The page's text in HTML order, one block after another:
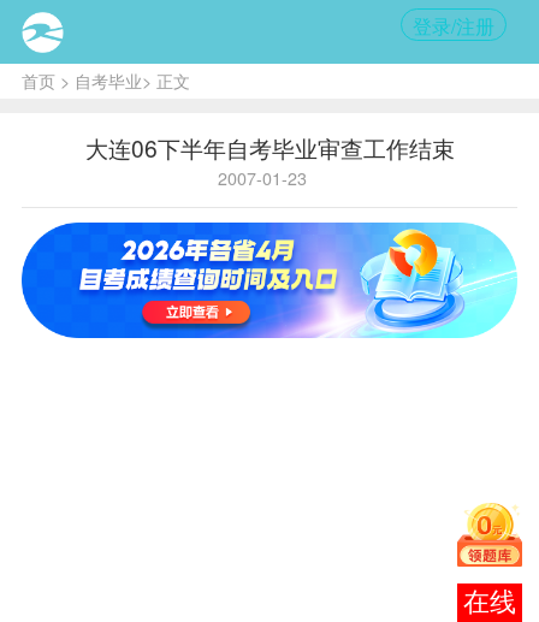
登录/注册
首页> 自考毕业> 正文
大连06下半年自考毕业审查工作结束
2007-01-23
核心
示:2006
年下半
在线